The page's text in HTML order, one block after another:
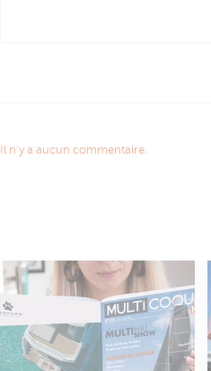
Il n'y a aucun commentaire.